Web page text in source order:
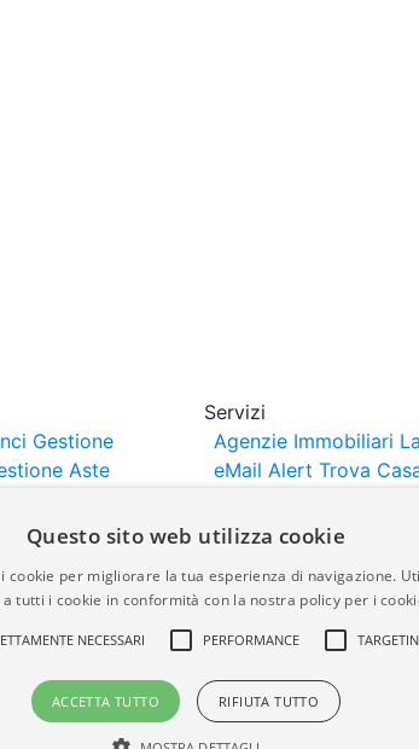
Gestione
Aste
Importazione
Servizi
Agenzie Immobiliari
eMail Alert Trova
vengono pubblicati da agenzie immobiliari
correttezza, della completezza, della
Questo sito web utilizza cookie
cookie per migliorare la tua esperienza di navigazione.
tutti i cookie in conformità con la nostra policy per i
NECESSARI PERFORMANCE
ACCETTA TUTTO RIFIUTA TUTTO